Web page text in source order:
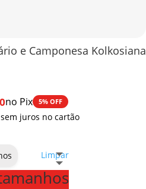
e Camponesa Kolkosiana
no Pix 5% OFF
juros no cartão
Limpar